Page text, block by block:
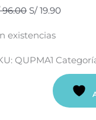
96.00 S/19.90
existencias
QUPMA1